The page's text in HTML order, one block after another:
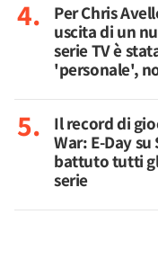
Per Chris
uscita di un
serie TV è
'personale',
Il record di
War: E-Day
battuto tutti
serie